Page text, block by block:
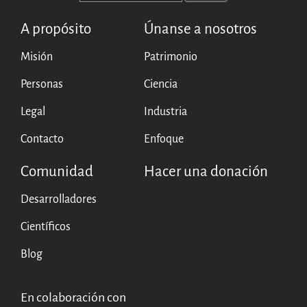
Français
A propósito
Misión
Personas
Legal
Contacto
Únanse a nosotros
Patrimonio
Ciencia
Industria
Enfoque
Comunidad
Desarrolladores
Científicos
Blog
Hacer una donación
En colaboración con